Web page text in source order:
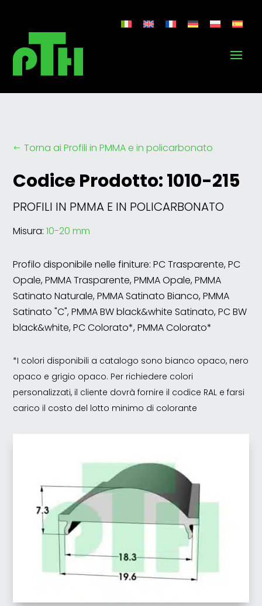
# Torna ai Profili in PMMA e in policarbonato
Codice Prodotto: 1010-215
PROFILI IN PMMA E IN POLICARBONATO
Misura:10-20 mm
Profilo disponibile nelle finiture: PC Trasparente, PC
Opale, PMMA Trasparente, PMMA Opale, PMMA
Satinato Naturale, PMMA Satinato Bianco, PMMA
Satinato "C", PMMA BW black&white Satinato, PC BW
black&white, PC Colorato*, PMMA Colorato*
*I colori disponibili a catalogo sono bianco opaco, nero
opaco e grigio opaco. Per richiedere colori
personalizzati, il cliente dovrà fornire il codice RAL e farsi
carico il costo del lotto minimo di colorante